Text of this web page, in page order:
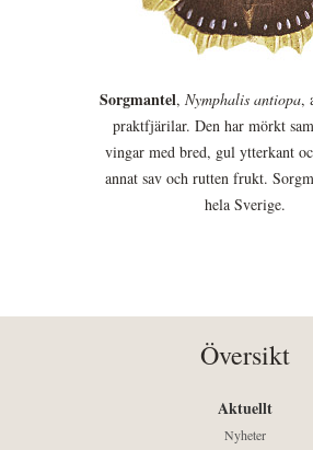
Sorgmantel, Nymphalis antiopa,
praktfjärilar. Den har mörkt
vingar med bred, gul ytterkant
annat sav och rutten frukt.
hela Sverige.
Översikt
Aktuellt
Nyheter